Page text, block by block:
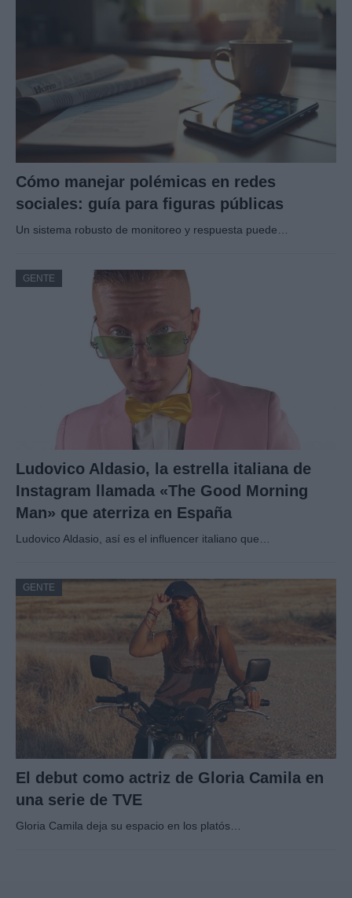
Cómo manejar polémicas en redes
sociales: guía para figuras públicas
Un sistema robusto de monitoreo y respuesta puede…
GENTE
Ludovico Aldasio, la estrella italiana de
Instagram llamada «The Good Morning
Man» que aterriza en España
Ludovico Aldasio, así es el influencer italiano que…
GENTE
El debut como actriz de Gloria Camila en
una serie de TVE
Gloria Camila deja su espacio en los platós…